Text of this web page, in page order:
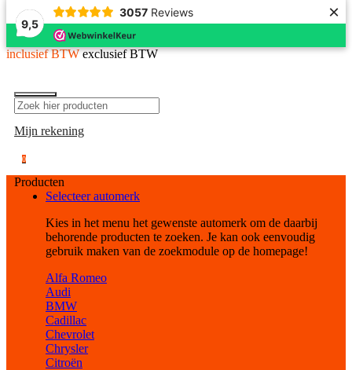
9,5
3057 Reviews ×
inclusief BTW exclusief BTW
Mijn rekening
0
Producten
Selecteer automerk
Kies in het menu het gewenste automerk om de daarbij
behorende producten te zoeken. Je kan ook eenvoudig
gebruik maken van de zoekmodule op de homepage!
Alfa Romeo
Audi
BMW
Cadillac
Chevrolet
Chrysler
Citroën